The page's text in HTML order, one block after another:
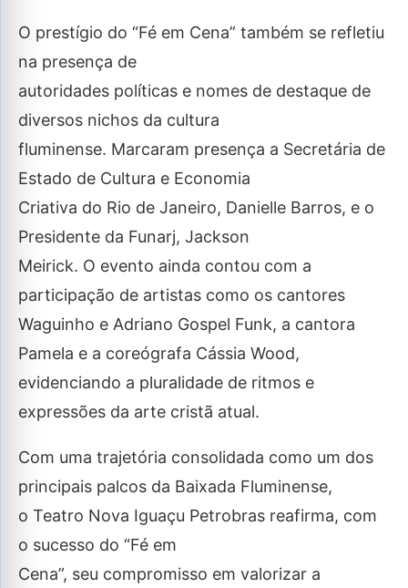
O prestígio do “Fé em Cena” também se refletiu
na presença de
autoridades políticas e nomes de destaque de
diversos nichos da cultura
fluminense. Marcaram presença a Secretária de
Estado de Cultura e Economia
Criativa do Rio de Janeiro, Danielle Barros, e o
Presidente da Funarj, Jackson
Meirick. O evento ainda contou com a
participação de artistas como os cantores
Waguinho e Adriano Gospel Funk, a cantora
Pamela e a coreógrafa Cássia Wood,
evidenciando a pluralidade de ritmos e
expressões da arte cristã atual.
Com uma trajetória consolidada como um dos
principais palcos da Baixada Fluminense,
o Teatro Nova Iguaçu Petrobras reafirma, com
o sucesso do “Fé em
Cena”, seu compromisso em valorizar a